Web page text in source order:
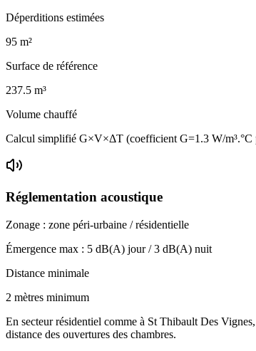
Déperditions estimées
95 m²
Surface de référence
237.5 m³
Volume chauffé
Calcul simplifié G×V×ΔT (coefficient G=1.3 W/
Réglementation acoustique
Zonage : zone péri-urbaine / résidentielle
Émergence max : 5 dB(A) jour /3 dB(A) nuit
Distance minimale
2 mètres minimum
En secteur résidentiel comme à St Thibault Des
distance des ouvertures des chambres.